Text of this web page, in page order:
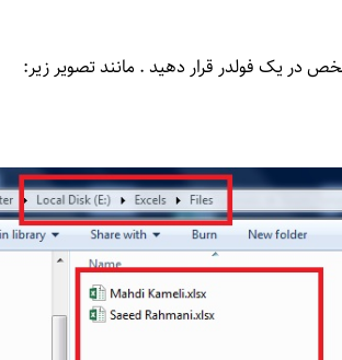
در یک فولدر قرار دهید . مانند تصویر زیر: